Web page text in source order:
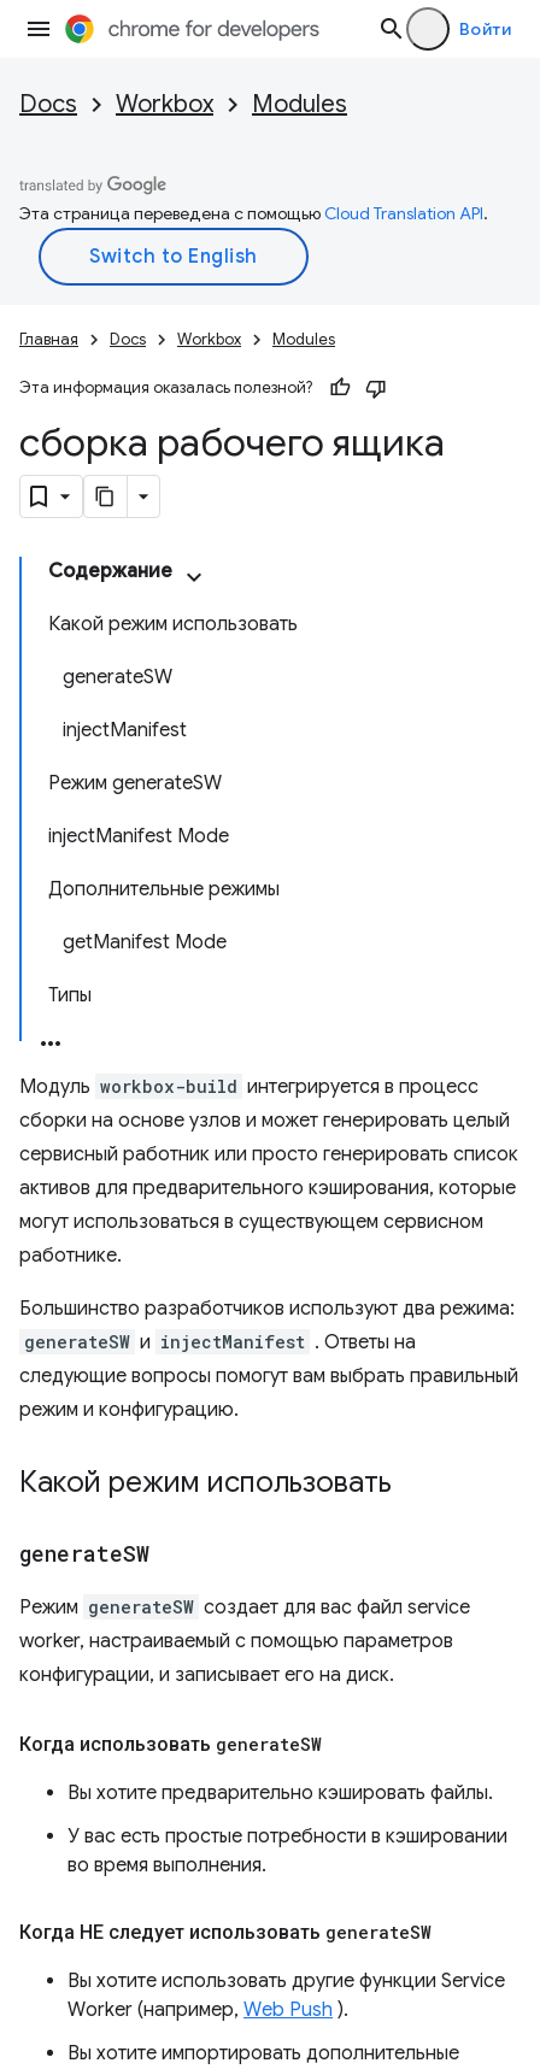
Войти
Docs Workbox Modules
Эта страница переведена с помощьюCloud Translation API.
Главная Docs Workbox Modules
Эта информация оказалась полезной?
сборка рабочего ящика
Содержание
Какой режим использовать
generateSW
injectManifest
Режим generateSW
injectManifest Mode
Дополнительные режимы
getManifest Mode
Типы
Модуль workbox-build интегрируется в процесс
сборки на основе узлов и может генерировать целый
сервисный работник или просто генерировать список
активов для предварительного кэширования, которые
могут использоваться в существующем сервисном
работнике.
Большинство разработчиков используют два режима:
generateSW и injectManifest . Ответы на
следующие вопросы помогут вам выбрать правильный
режим и конфигурацию.
Какой режим использовать
generateSW
Режим generateSW создает для вас файл service
worker, настраиваемый с помощью параметров
конфигурации, и записывает его на диск.
Когда использовать generateSW
Вы хотите предварительно кэшировать файлы.
У вас есть простые потребности в кэшировании
во время выполнения.
Когда НЕ следует использовать generateSW
Вы хотите использовать другие функции Service
Worker (например, Web Push ).
Вы хотите импортировать дополнительные